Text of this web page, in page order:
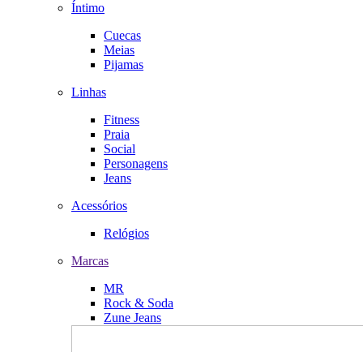
Íntimo
Cuecas
Meias
Pijamas
Linhas
Fitness
Praia
Social
Personagens
Jeans
Acessórios
Relógios
Marcas
MR
Rock & Soda
Zune Jeans